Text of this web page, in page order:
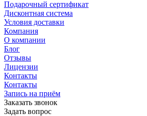
Подарочный сертификат
Дисконтная система
Условия доставки
Компания
О компании
Блог
Отзывы
Лицензии
Контакты
Контакты
Запись на приём
Заказать звонок
Задать вопрос